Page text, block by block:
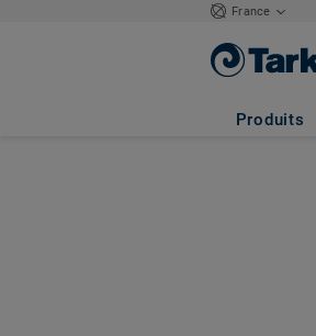
France
Produits